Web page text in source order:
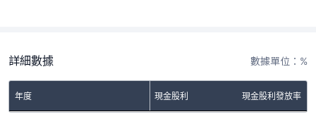
詳細數據 數據單位：%
年度 現金股利 現金股利發放率